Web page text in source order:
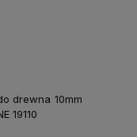
drewna 10mm
19110